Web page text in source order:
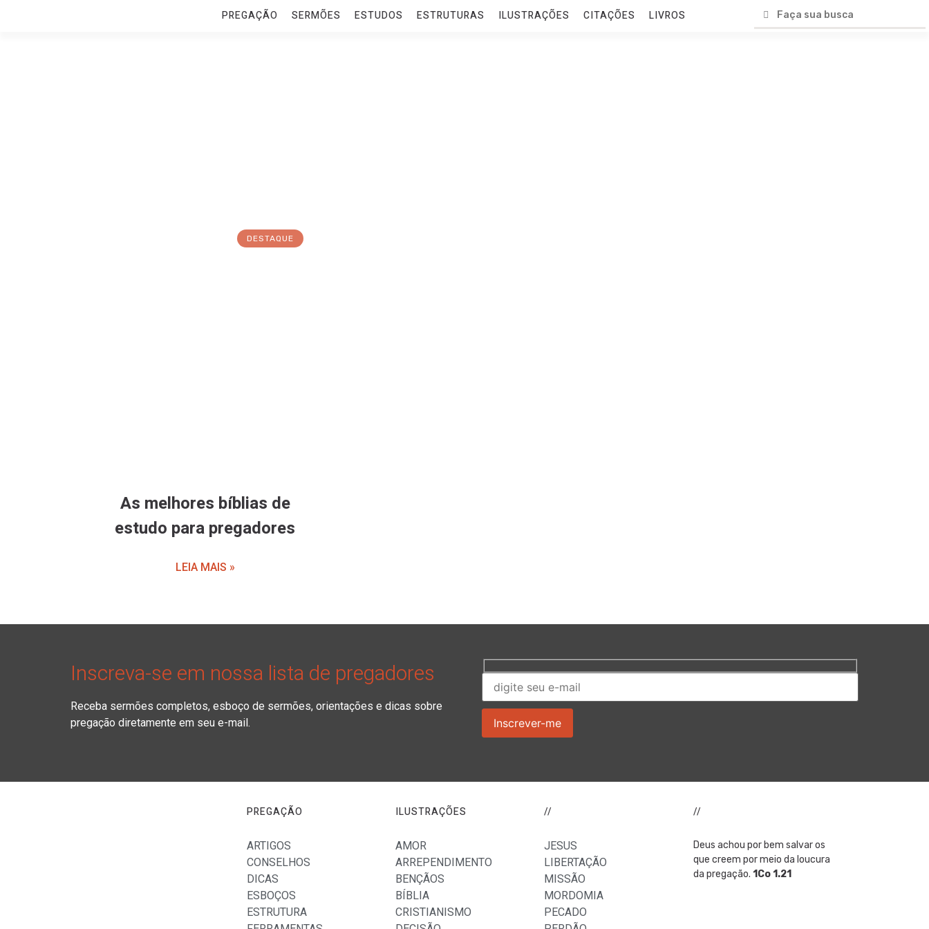
PREGAÇÃO SERMÕES ESTUDOS ESTRUTURAS ILUSTRAÇÕES CITAÇÕES LIVROS
DESTAQUE
As melhores bíblias de
estudo para pregadores
LEIA MAIS »
Inscreva-se em nossa lista de pregadores
Receba sermões completos, esboço de sermões, orientações e dicas sobre
pregação diretamente em seu e-mail.
PREGAÇÃO
ARTIGOS
CONSELHOS
DICAS
ESBOÇOS
ESTRUTURA
ILUSTRAÇÕES
AMOR
ARREPENDIMENTO
BENÇÃOS
BÍBLIA
CRISTIANISMO
//
JESUS
LIBERTAÇÃO
MISSÃO
MORDOMIA
PECADO
//
Deus achou por bem salvar os
que creem por meio da loucura
da pregação. 1Co 1.21